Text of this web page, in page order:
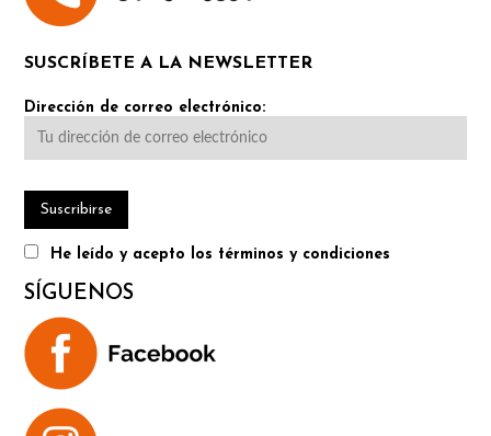
SUSCRÍBETE A LA NEWSLETTER
Dirección de correo electrónico:
He leído y acepto los términos y condiciones
SÍGUENOS